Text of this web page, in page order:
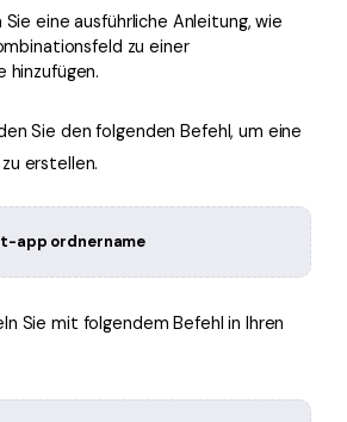
eine ausführliche Anleitung, wie
zu einer
hinzufügen.
Sie den folgenden Befehl, um eine
erstellen.
app ordnername
Sie mit folgendem Befehl in Ihren